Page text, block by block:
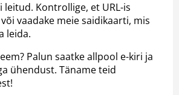
leitud. Kontrollige, et URL-is
vaadake meie saidikaarti, mis
leida.
Palun saatke allpool e-kiri ja
ühendust. Täname teid